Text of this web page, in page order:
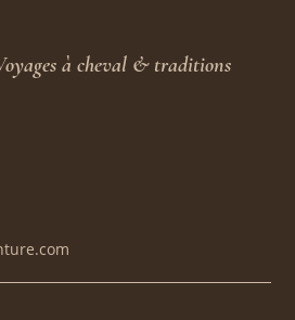
à cheval & traditions